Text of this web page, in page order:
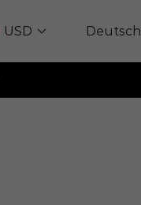
USD Deutsch